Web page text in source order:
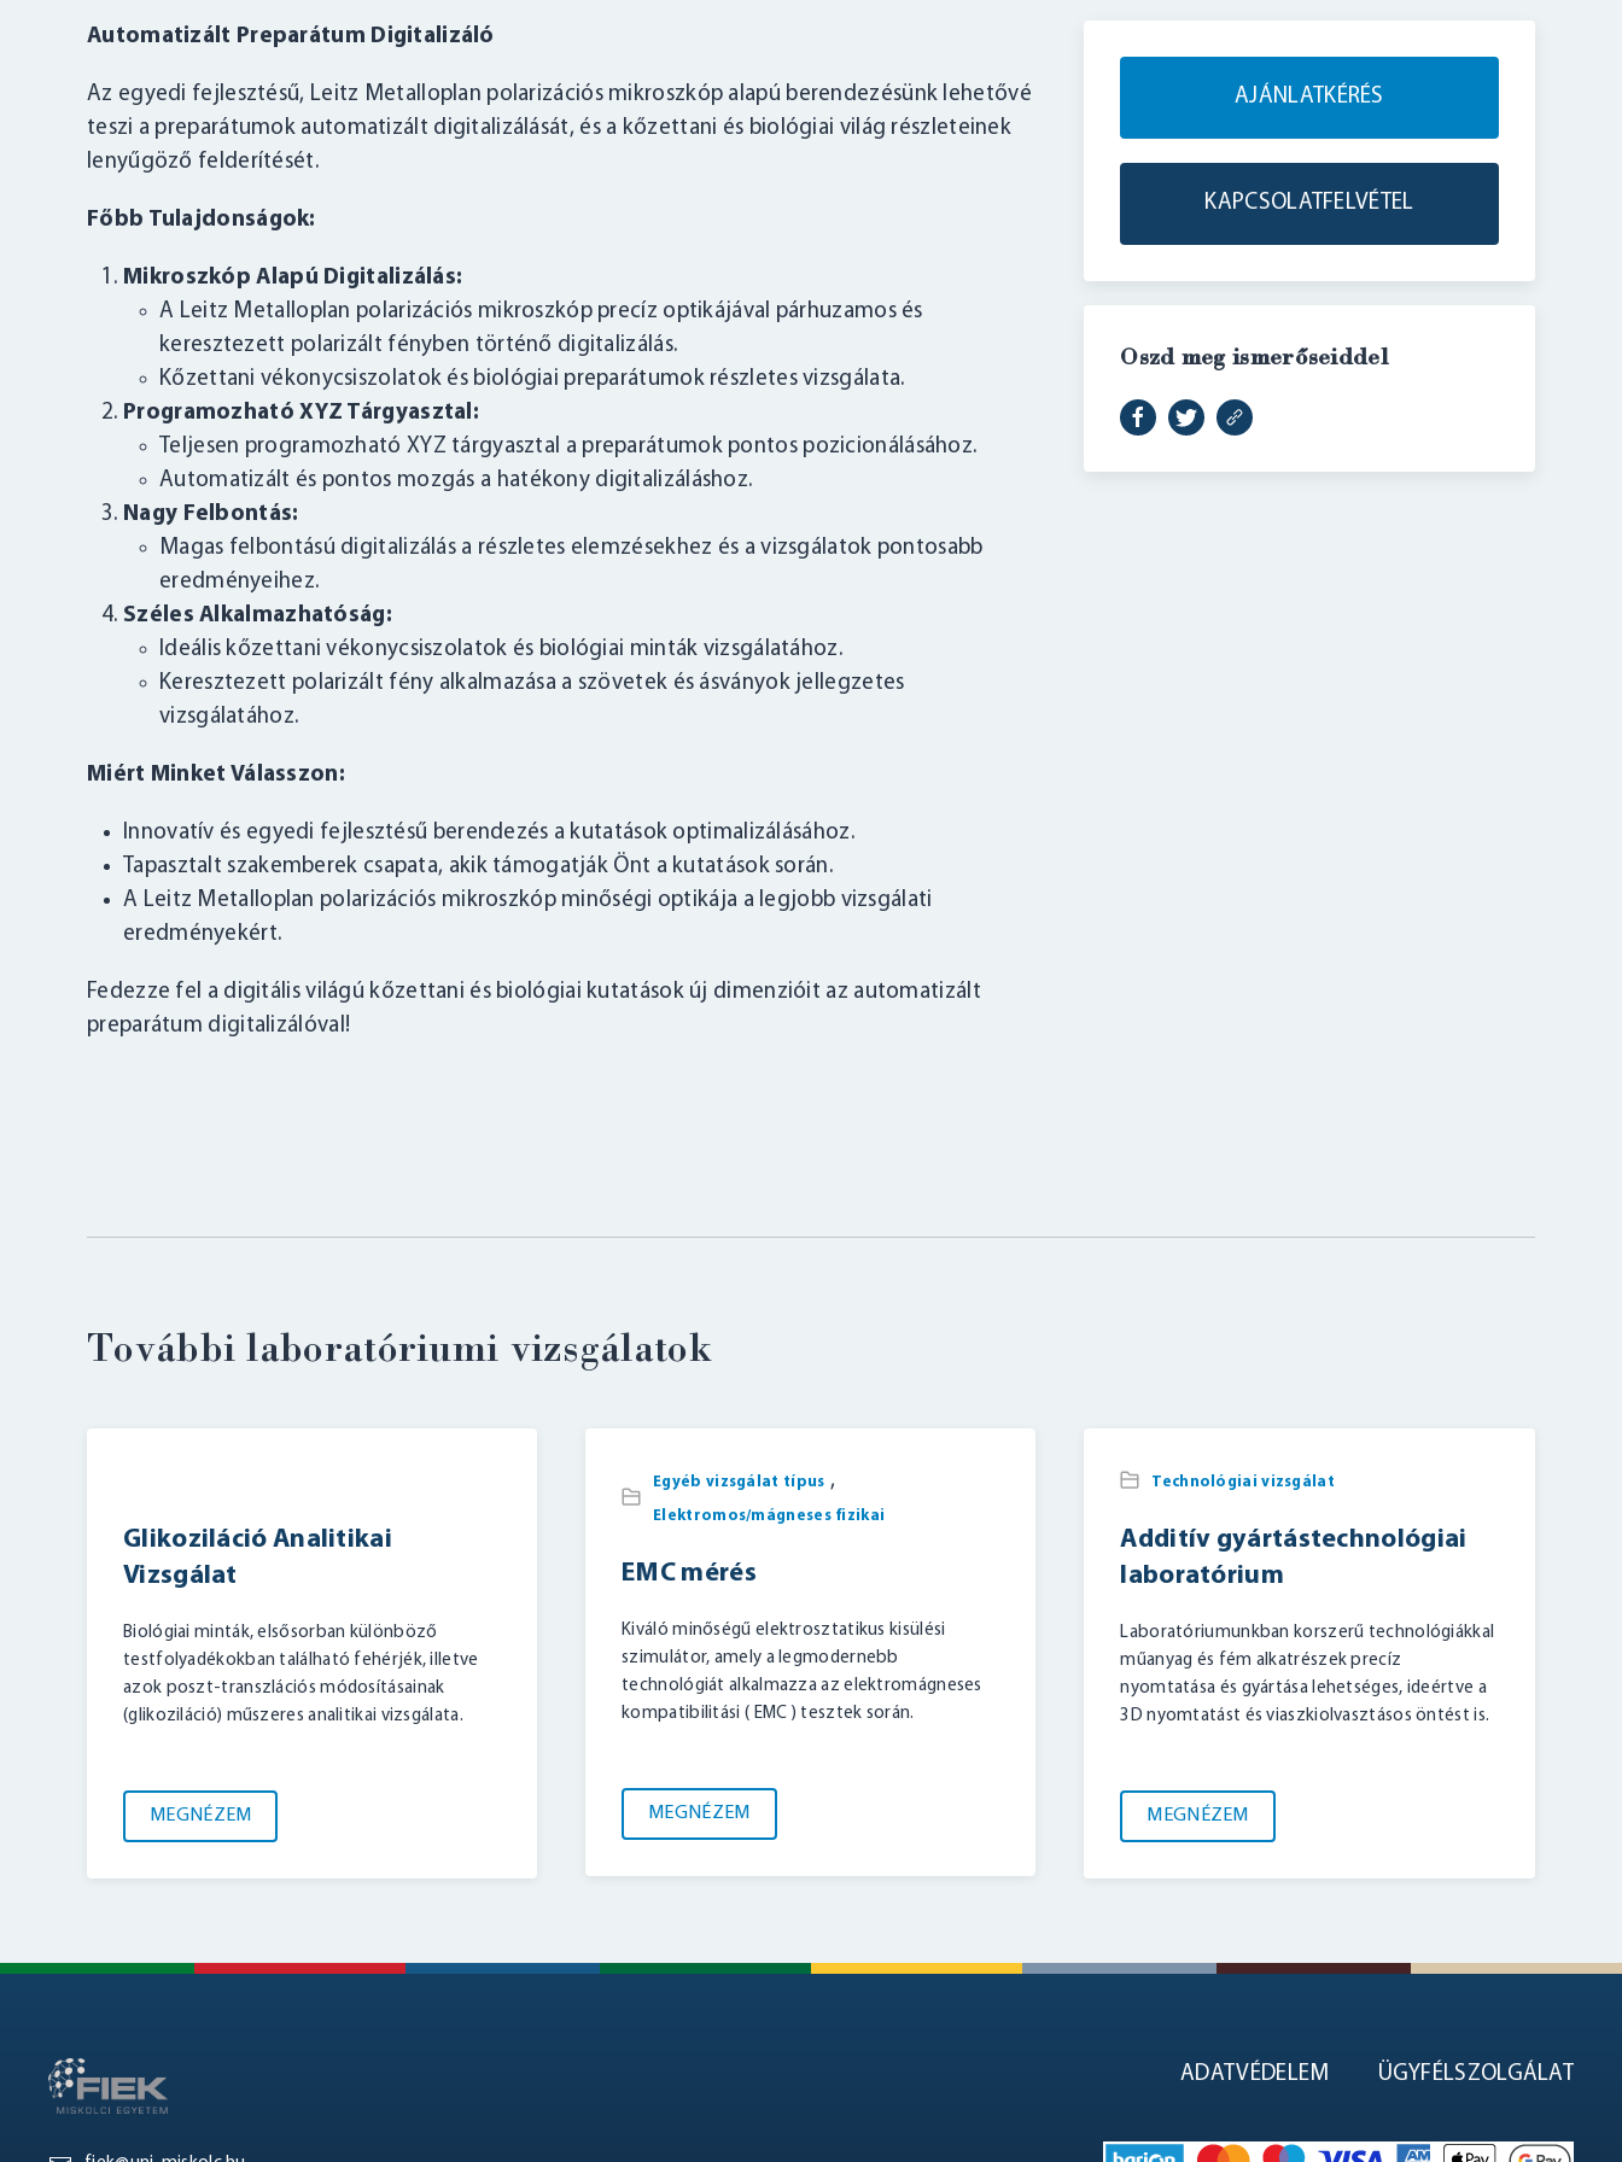
Automatizált Preparátum Digitalizáló
Az egyedi fejlesztésű, Leitz Metalloplan polarizációs mikroszkóp alapú berendezésünk lehetővé
teszi a preparátumok automatizált digitalizálását, és a kőzettani és biológiai világ részleteinek
lenyűgöző felderítését.
Főbb Tulajdonságok:
Mikroszkóp Alapú Digitalizálás:
A Leitz Metalloplan polarizációs mikroszkóp precíz optikájával párhuzamos és
keresztezett polarizált fényben történő digitalizálás.
Kőzettani vékonycsiszolatok és biológiai preparátumok részletes vizsgálata.
Programozható XYZ Tárgyasztal:
Teljesen programozható XYZ tárgyasztal a preparátumok pontos pozicionálásához.
Automatizált és pontos mozgás a hatékony digitalizáláshoz.
Nagy Felbontás:
Magas felbontású digitalizálás a részletes elemzésekhez és a vizsgálatok pontosabb
eredményeihez.
Széles Alkalmazhatóság:
Ideális kőzettani vékonycsiszolatok és biológiai minták vizsgálatához.
Keresztezett polarizált fény alkalmazása a szövetek és ásványok jellegzetes
vizsgálatához.
Miért Minket Válasszon:
Innovatív és egyedi fejlesztésű berendezés a kutatások optimalizálásához.
Tapasztalt szakemberek csapata, akik támogatják Önt a kutatások során.
A Leitz Metalloplan polarizációs mikroszkóp minőségi optikája a legjobb vizsgálati
eredményekért.
Fedezze fel a digitális világú kőzettani és biológiai kutatások új dimenzióit az automatizált
preparátum digitalizálóval!
AJÁNLATKÉRÉS
KAPCSOLATFELVÉTEL
Oszd meg ismerőseiddel
További laboratóriumi vizsgálatok
Glikoziláció Analitikai
Vizsgálat
Biológiai minták, elsősorban különböző
testfolyadékokban található fehérjék, illetve
azok poszt-transzlációs módosításainak
(glikoziláció) műszeres analitikai vizsgálata.
MEGNÉZEM
Egyéb vizsgálat típus ,
Elektromos/mágneses fizikai
EMC mérés
Kiváló minőségű elektrosztatikus kisülési
szimulátor, amely a legmodernebb
technológiát alkalmazza az elektromágneses
kompatibilitási ( EMC ) tesztek során.
MEGNÉZEM
Technológiai vizsgálat
Additív gyártástechnológiai
laboratórium
Laboratóriumunkban korszerű technológiákkal
műanyag és fém alkatrészek precíz
nyomtatása és gyártása lehetséges, ideértve a
3D nyomtatást és viaszkiolvasztásos öntést is.
MEGNÉZEM
ADATVÉDELEM ÜGYFÉLSZOLGÁLAT